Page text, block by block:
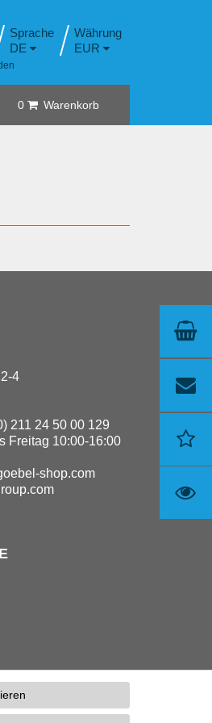
Sprache
DE
EUR
0 Warenkorb
4
211 24 50 00 129
Freitag 10:00-16:00
shop.com